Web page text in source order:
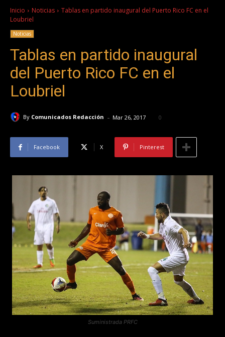
Inicio Noticias
Tablas en partido inaugural del Puerto Rico FC en el
Loubriel
Noticias
Tablas en partido inaugural
del Puerto Rico FC en el
Loubriel
By Comunicados Redacción - Mar 26, 2017 0
Facebook X Pinterest
Suministrada PRFC